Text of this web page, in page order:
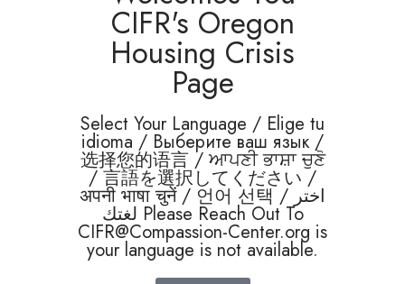
CIFR's Oregon
Housing Crisis
Page
Select Your Language / Elige tu
idioma / Выберите ваш язык /
选择您的语言 / ਆਪਣੀ ਭਾਸ਼ਾ ਚੁਣੋ
/ 言語を選択してください /
अपनी भाषा चुनें / 언어 선택 / اختر
لغتك Please Reach Out To
CIFR@Compassion-Center.org is
your language is not available.